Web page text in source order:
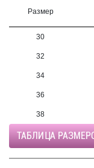
Размер
30
32
34
36
38
ТАБЛИЦА